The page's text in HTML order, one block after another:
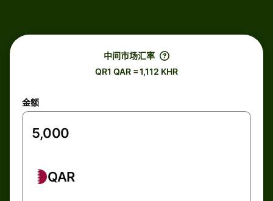
中间市场汇率
QR1 QAR = 1,112 KHR
金额
QAR